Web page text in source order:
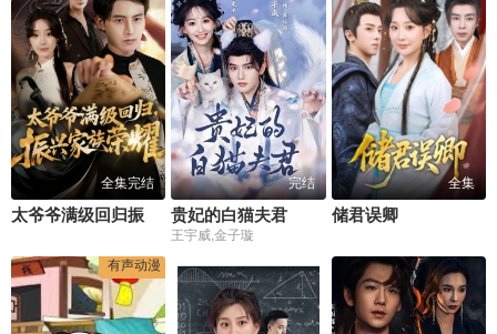
全集完结 完结
贵妃的白猫夫君
王宇威,金子璇
全集
储君误卿
有声动漫